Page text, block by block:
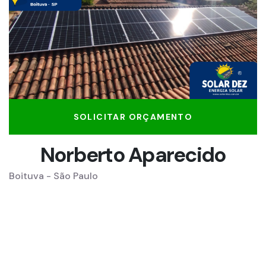
SOLICITAR ORÇAMENTO
Norberto Aparecido
Boituva - São Paulo